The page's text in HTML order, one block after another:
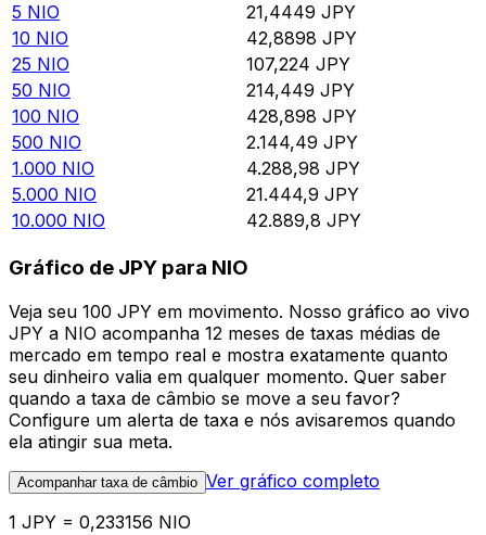
5 NIO 21,4449 JPY
10 NIO 42,8898 JPY
25 NIO 107,224 JPY
50 NIO 214,449 JPY
100 NIO 428,898 JPY
500 NIO 2.144,49 JPY
1.000 NIO 4.288,98 JPY
5.000 NIO 21.444,9 JPY
10.000 NIO 42.889,8 JPY
Gráfico de JPY para NIO
Veja seu 100 JPY em movimento. Nosso gráfico ao vivo
JPY a NIO acompanha 12 meses de taxas médias de
mercado em tempo real e mostra exatamente quanto
seu dinheiro valia em qualquer momento. Quer saber
quando a taxa de câmbio se move a seu favor?
Configure um alerta de taxa e nós avisaremos quando
ela atingir sua meta.
Acompanhar taxa de câmbio Ver gráfico completo
1 JPY = 0,233156 NIO